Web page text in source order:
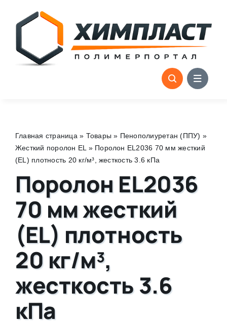
content
Главная страница » Товары » Пенополиуретан (ППУ) »
Жесткий поролон EL » Поролон EL2036 70 мм жесткий
(EL) плотность 20 кг/м³, жесткость 3.6 кПа
Поролон EL2036
70 мм жесткий
(EL) плотность
20 кг/м³,
жесткость 3.6
кПа